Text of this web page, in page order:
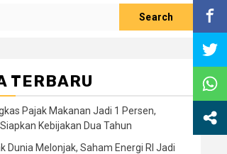
Search
TERBARU
Pajak Makanan Jadi 1 Persen,
Kebijakan Dua Tahun
Dunia Melonjak, Saham Energi RI Jadi